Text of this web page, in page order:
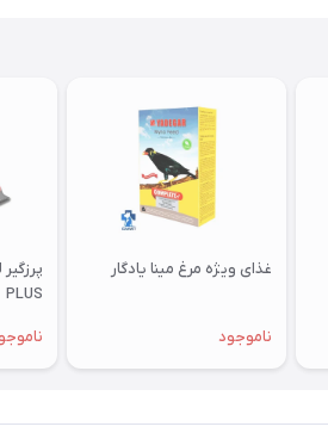
غذای ویژه مرغ مینا یادگار
ناموجود
PLUS